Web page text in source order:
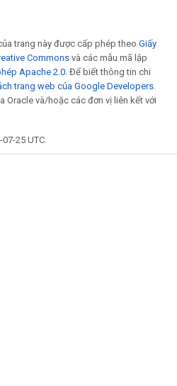
trang này được cấp phép theo Giấy
Commons và các mẫu mã lập
Apache 2.0 . Để biết thông tin chi
trang web của Google Developers
Oracle và/hoặc các đơn vị liên kết với
25 UTC.